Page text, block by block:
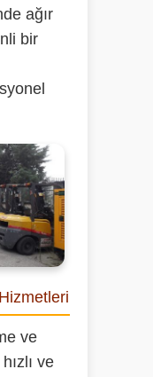
ağır
bir
ve
ve